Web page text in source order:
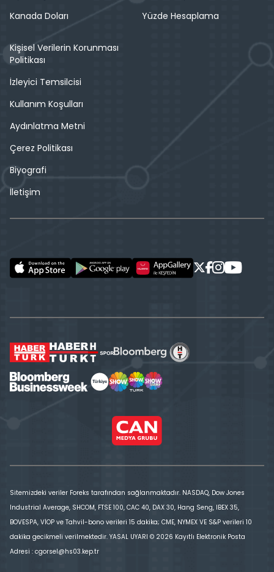
Kanada Doları
Yüzde Hesaplama
Kişisel Verilerin Korunması
Politikası
İzleyici Temsilcisi
Kullanım Koşulları
Aydınlatma Metni
Çerez Politikası
Biyografi
İletişim
Sitemizdeki veriler Foreks tarafından sağlanmaktadır. NASDAQ, Dow Jones
Industrial Average, SHCOM, FTSE 100, CAC 40, DAX 30, Hang Seng, IBEX 35,
BOVESPA, VİOP ve Tahvil-bono verileri 15 dakika; CME, NYMEX VE S&P verileri 10
dakika gecikmeli verilmektedir. YASAL UYARI © 2026 Kayıtlı Elektronik Posta
Adresi : cgorsel@hs03.kep.tr